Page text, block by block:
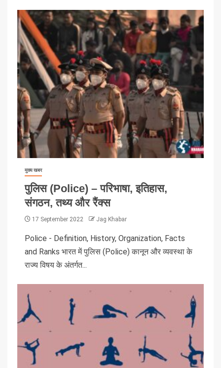
मुख्य खबर
पुलिस (Police) – परिभाषा, इतिहास,
संगठन, तथ्य और रैंक्स
17 September 2022 Jag Khabar
Police - Definition, History, Organization, Facts
and Ranks भारत में पुलिस (Police) कानून और व्यवस्था के
राज्य विषय के अंतर्गत...